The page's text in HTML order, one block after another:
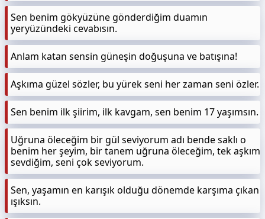
Sen benim gökyüzüne gönderdiğim duamın
yeryüzündeki cevabısın.
Anlam katan sensin güneşin doğuşuna ve batışına!
Aşkıma güzel sözler, bu yürek seni her zaman seni özler.
Sen benim ilk şiirim, ilk kavgam, sen benim 17 yaşımsın.
Uğruna öleceğim bir gül seviyorum adı bende saklı o
benim her şeyim, bir tanem uğruna öleceğim, tek aşkım
sevdiğim, seni çok seviyorum.
Sen, yaşamın en karışık olduğu dönemde karşıma çıkan
ışıksın.